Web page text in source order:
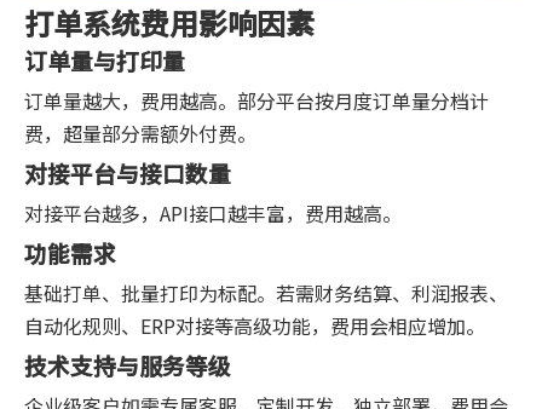
打单系统费用影响因素
订单量与打印量
订单量越大，费用越高。部分平台按月度订单量分档计
费，超量部分需额外付费。
对接平台与接口数量
对接平台越多，API接口越丰富，费用越高。
功能需求
基础打单、批量打印为标配。若需财务结算、利润报表、
自动化规则、ERP对接等高级功能，费用会相应增加。
技术支持与服务等级